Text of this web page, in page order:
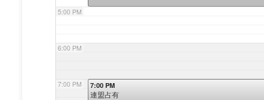
5:00 PM
6:00 PM
7:00 PM 7:00 PM
連盟占有